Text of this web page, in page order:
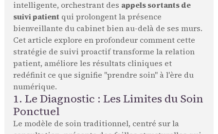
intelligente, orchestrant des appels sortants de
suivi patient qui prolongent la présence
bienveillante du cabinet bien au-delà de ses murs.
Cet article explore en profondeur comment cette
stratégie de suivi proactif transforme la relation
patient, améliore les résultats cliniques et
redéfinit ce que signifie "prendre soin" à l'ère du
numérique.
1. Le Diagnostic : Les Limites du Soin
Ponctuel
Le modèle de soin traditionnel, centré sur la